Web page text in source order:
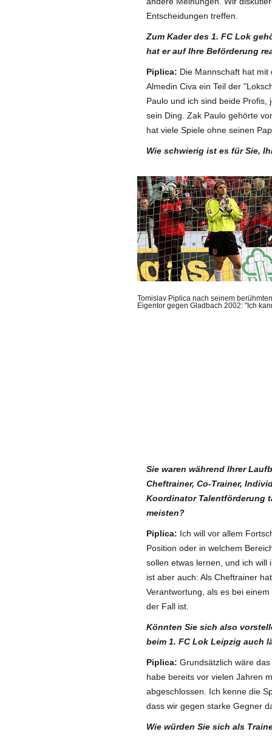
Entscheidungen treffen.
Zum Kader des 1. FC Lok
hat er auf Ihre Beförderung
Piplica: Die Mannschaft hat
Almedin Civa ein Teil der
Paulo und ich sind beide
sein Ding. Zak Paulo gehörte
hat viele Spiele ohne seinen
Wie schwierig ist es für Sie,
Tomislav Piplica nach seinem
Eigentor gegen Gladbach 2002: "Ich
Sie waren während Ihrer
Cheftrainer, Co-Trainer,
Koordinator Talentförderung
meisten?
Piplica: Ich will vor allem
Position oder in welchem
sollen etwas lernen, und ich will
ist aber auch: Als Cheftrainer
Verantwortung, als es bei
der Fall ist.
Könnten Sie sich also
beim 1. FC Lok Leipzig auch
Piplica: Grundsätzlich wäre
habe bereits vor vielen Jahren
abgeschlossen. Ich kenne die
dass wir gegen starke Gegner
Wie würden Sie sich als